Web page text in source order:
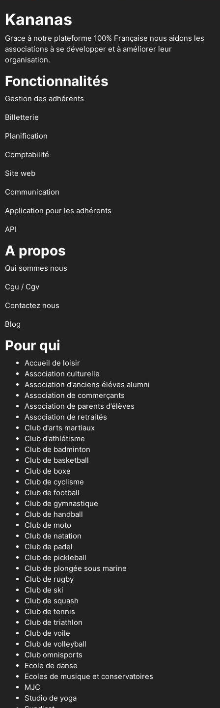
Kananas
Grace à notre plateforme 100% Française nous aidons les
associations à se développer et à améliorer leur
organisation.
Fonctionnalités
Gestion des adhérents
Billetterie
Planification
Comptabilité
Site web
Communication
Application pour les adhérents
API
A propos
Qui sommes nous
Cgu / Cgv
Contactez nous
Blog
Pour qui
Accueil de loisir
Association culturelle
Association d'anciens éléves alumni
Association de commerçants
Association de parents d’élèves
Association de retraités
Club d'arts martiaux
Club d'athlétisme
Club de badminton
Club de basketball
Club de boxe
Club de cyclisme
Club de football
Club de gymnastique
Club de handball
Club de moto
Club de natation
Club de padel
Club de pickleball
Club de plongée sous marine
Club de rugby
Club de ski
Club de squash
Club de tennis
Club de triathlon
Club de voile
Club de volleyball
Club omnisports
Ecole de danse
Ecoles de musique et conservatoires
MJC
Studio de yoga